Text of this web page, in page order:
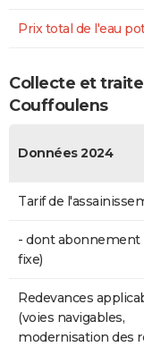
Prix total de l'eau
Collecte et
Couffoulens
Données 2024
Tarif de
- dont abonnement
fixe)
Redevances
(voies navigables,
modernisation des